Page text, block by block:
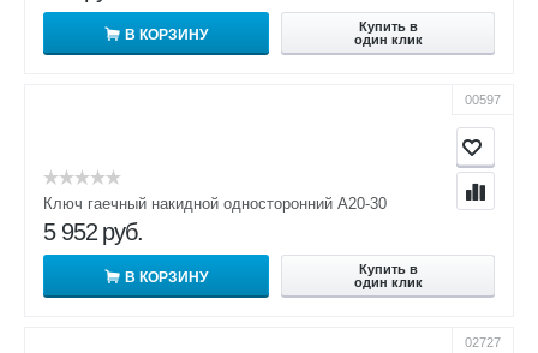
В КОРЗИНУ
Купить в
один клик
00597
Ключ гаечный накидной односторонний А20-30
5 952 руб.
В КОРЗИНУ
Купить в
один клик
02727